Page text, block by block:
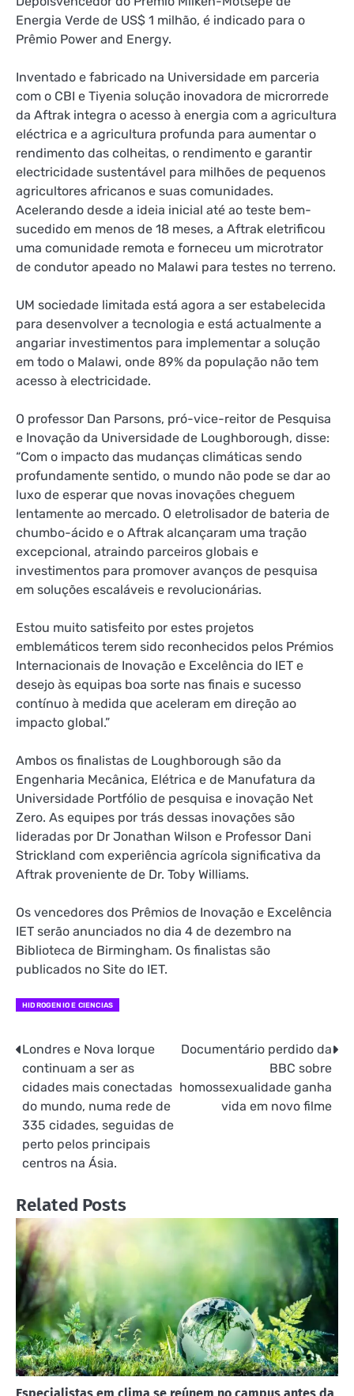
Energia Verde de US$ 1 milhão, é indicado para o
Prêmio Power and Energy.
Inventado e fabricado na Universidade em parceria
com o CBI e Tiyenia solução inovadora de microrrede
da Aftrak integra o acesso à energia com a agricultura
eléctrica e a agricultura profunda para aumentar o
rendimento das colheitas, o rendimento e garantir
electricidade sustentável para milhões de pequenos
agricultores africanos e suas comunidades.
Acelerando desde a ideia inicial até ao teste bem-
sucedido em menos de 18 meses, a Aftrak eletrificou
uma comunidade remota e forneceu um microtrator
de condutor apeado no Malawi para testes no terreno.
UM sociedade limitada está agora a ser estabelecida
para desenvolver a tecnologia e está actualmente a
angariar investimentos para implementar a solução
em todo o Malawi, onde 89% da população não tem
acesso à electricidade.
O professor Dan Parsons, pró-vice-reitor de Pesquisa
e Inovação da Universidade de Loughborough, disse:
“Com o impacto das mudanças climáticas sendo
profundamente sentido, o mundo não pode se dar ao
luxo de esperar que novas inovações cheguem
lentamente ao mercado. O eletrolisador de bateria de
chumbo-ácido e o Aftrak alcançaram uma tração
excepcional, atraindo parceiros globais e
investimentos para promover avanços de pesquisa
em soluções escaláveis ​​e revolucionárias.
Estou muito satisfeito por estes projetos
emblemáticos terem sido reconhecidos pelos Prémios
Internacionais de Inovação e Excelência do IET e
desejo às equipas boa sorte nas finais e sucesso
contínuo à medida que aceleram em direção ao
impacto global.”
Ambos os finalistas de Loughborough são da
Engenharia Mecânica, Elétrica e de Manufatura da
Universidade Portfólio de pesquisa e inovação Net
Zero. As equipes por trás dessas inovações são
lideradas por Dr Jonathan Wilson e Professor Dani
Strickland com experiência agrícola significativa da
Aftrak proveniente de Dr. Toby Williams.
Os vencedores dos Prêmios de Inovação e Excelência
IET serão anunciados no dia 4 de dezembro na
Biblioteca de Birmingham. Os finalistas são
publicados no Site do IET.
HIDROGENIO E CIENCIAS
Navegação
de
Post
Londres e Nova Iorque
continuam a ser as
cidades mais conectadas
do mundo, numa rede de
335 cidades, seguidas de
perto pelos principais
centros na Ásia.
Documentário perdido da
BBC sobre
homossexualidade ganha
vida em novo filme
Related Posts
Especialistas em clima se reúnem no campus antes da